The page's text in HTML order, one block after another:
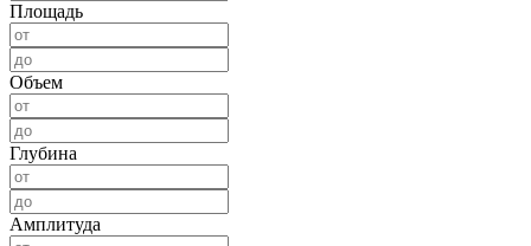
Площадь
Объем
Глубина
Амплитуда